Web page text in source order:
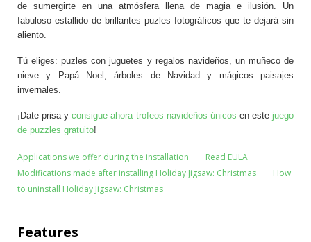
de sumergirte en una atmósfera llena de magia e ilusión. Un
fabuloso estallido de brillantes puzles fotográficos que te dejará sin
aliento.
Tú eliges: puzles con juguetes y regalos navideños, un muñeco de
nieve y Papá Noel, árboles de Navidad y mágicos paisajes
invernales.
¡Date prisa yconsigue ahora trofeos navideños únicos en este juego
de puzzles gratuito!
Applications we offer during the installation
Read EULA
Modifications made after installing Holiday Jigsaw: Christmas
How
to uninstall Holiday Jigsaw: Christmas
Features